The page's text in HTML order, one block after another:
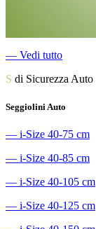
― Vedi tutto
S di Sicurezza Auto
Seggiolini Auto
― i-Size 40-75 cm
― i-Size 40-85 cm
― i-Size 40-105 cm
― i-Size 40-125 cm